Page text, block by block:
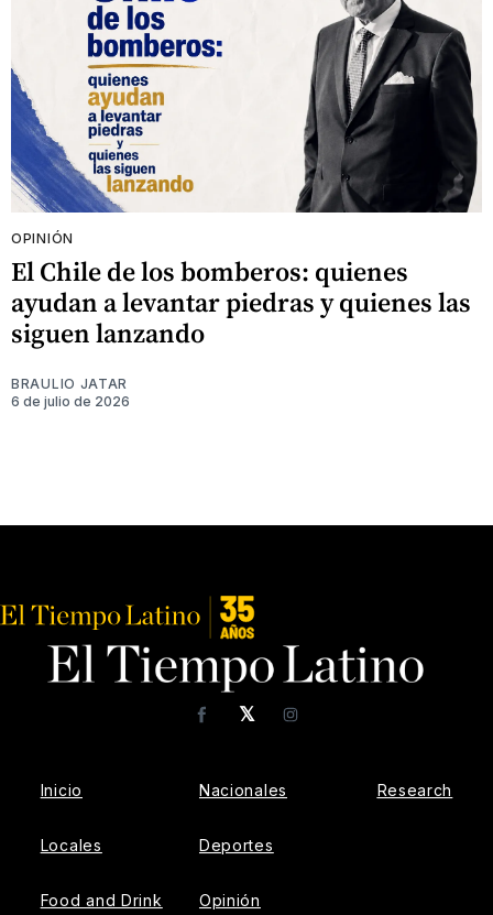
OPINIÓN
El Chile de los bomberos: quienes
ayudan a levantar piedras y quienes las
siguen lanzando
BRAULIO JATAR
6 de julio de 2026
𝕏
FacebookInstagram
Inicio
Locales
Food and Drink
Nacionales
Deportes
Opinión
Research